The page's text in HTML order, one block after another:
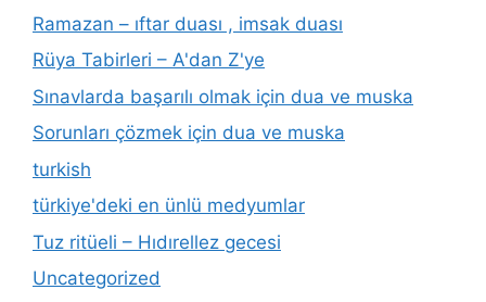
Ramazan – ıftar duası , imsak duası
Rüya Tabirleri – A'dan Z'ye
Sınavlarda başarılı olmak için dua ve muska
Sorunları çözmek için dua ve muska
turkish
türkiye'deki en ünlü medyumlar
Tuz ritüeli – Hıdırellez gecesi
Uncategorized